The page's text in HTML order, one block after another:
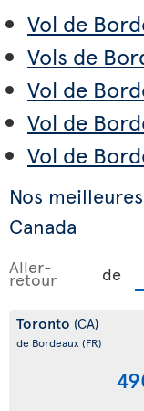
Vol de
Vols de
Vol de
Vol de
Vol de
Nos
Canada
Aller-
retour de
Toronto (CA)
de Bordeaux (FR)